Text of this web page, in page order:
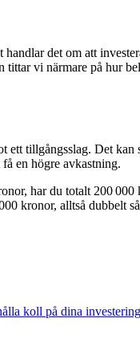
det om att
vi närmare på hur
tillgångsslag. Det
en högre avkastning.
har du totalt 200
kronor, alltså dubbelt
koll på dina